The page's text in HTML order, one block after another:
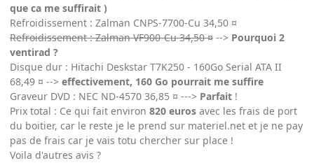
que ca me suffirait )
Refroidissement : Zalman CNPS-7700-Cu 34,50 ¤
Refroidissement : Zalman VF900-Cu 34,50 ¤ --> Pourquoi 2
ventirad ?
Disque dur : Hitachi Deskstar T7K250 - 160Go Serial ATA II
68,49 ¤ --> effectivement, 160 Go pourrait me suffire
Graveur DVD : NEC ND-4570 36,85 ¤ ---> Parfait !
Prix total : Ce qui fait environ 820 euros avec les frais de port
du boitier, car le reste je le prend sur materiel.net et je ne pay
pas de frais car je vais totu chercher sur place !
Voila d'autres avis ?